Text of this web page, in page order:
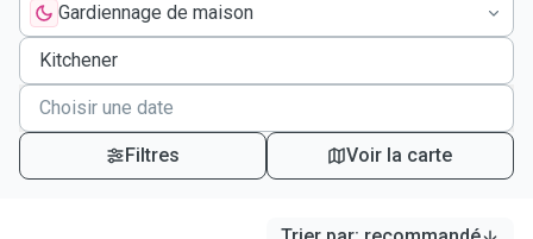
Gardiennage de maison
Filtres Voir la carte